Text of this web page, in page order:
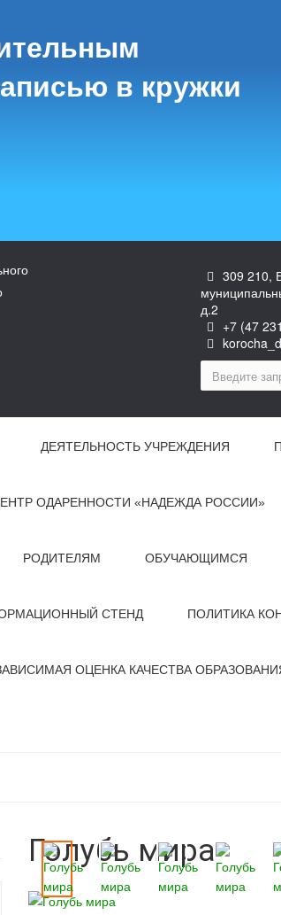
в кружки
309 210,
д.2
+7 (47
ДЕЯТЕЛЬНОСТЬ УЧРЕЖДЕНИЯ
ОДАРЕННОСТИ «НАДЕЖДА РОССИИ»
РОДИТЕЛЯМ ОБУЧАЮЩИМСЯ
СТЕНД ПОЛИТИКА
ОЦЕНКА КАЧЕСТВА
Голубь мира